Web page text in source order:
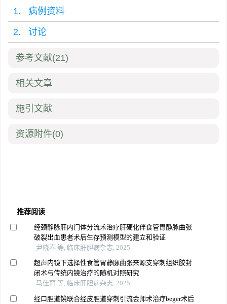
1. 病例资料
2. 讨论
参考文献(21)
相关文章
施引文献
资源附件(0)
推荐阅读
经颈静脉肝内门体分流术治疗肝硬化伴食管胃静脉曲张
破裂出血患者术后生存预测模型的建立和验证
尹晓春 等, 临床肝胆病杂志, 2025
超声内镜下选择性食管胃静脉曲张来源支穿刺组织胶封
闭术与传统内镜治疗的随机对照研究
马佳丽 等, 临床肝胆病杂志, 2025
经口胆道镜联合经皮胆道穿刺引流会师术治疗beger术后